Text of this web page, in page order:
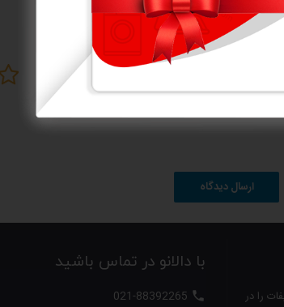
مصرف انرژی0/5
ارسال دیدگاه
را در
با دالانو در تماس باشید
